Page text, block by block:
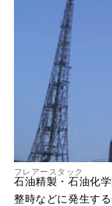
フレアースタック
石油精製・石油化
整時などに発生す